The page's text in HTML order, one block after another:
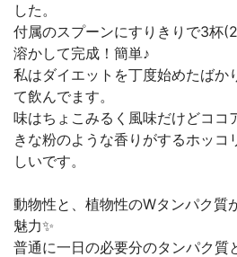
した。
付属のスプーンにすりきりで3杯
溶かして完成！簡単♪
私はダイエットを丁度始めたばか
て飲んでます。
味はちょこみるく風味だけどココ
きな粉のような香りがするホッコ
しいです。
動物性と、植物性のWタンパク質
魅力✨
普通に一日の必要分のタンパク質